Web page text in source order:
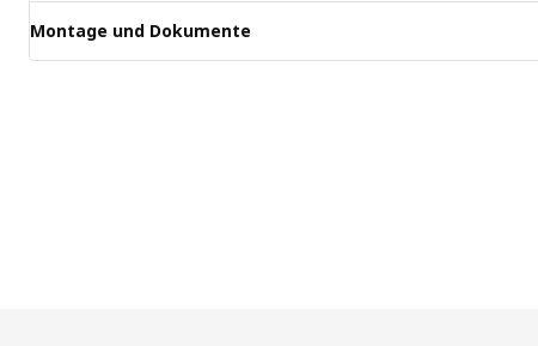
Montage und Dokumente